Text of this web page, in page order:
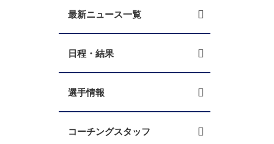
最新ニュース一覧
日程・結果
選手情報
コーチングスタッフ